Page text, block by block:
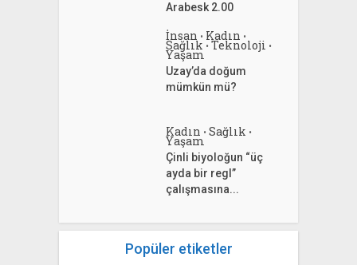
Arabesk 2.00
İnsan • Kadın •
Sağlık • Teknoloji •
Yaşam
Uzay’da doğum
mümkün mü?
Kadın • Sağlık •
Yaşam
Çinli biyoloğun “üç
ayda bir regl”
çalışmasına...
Popüler etiketler